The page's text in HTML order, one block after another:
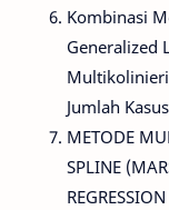
Kombinasi
Generalized
Jumlah
METODE
SPLINE